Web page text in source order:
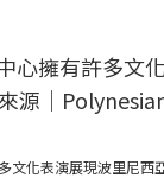
文化表演展現波里尼西